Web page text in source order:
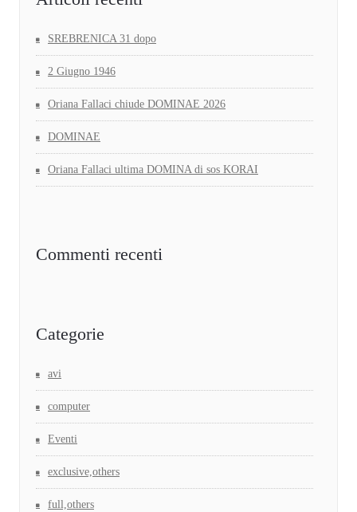
SREBRENICA 31 dopo
2 Giugno 1946
Oriana Fallaci chiude DOMINAE 2026
DOMINAE
Oriana Fallaci ultima DOMINA di sos KORAI
Commenti recenti
Categorie
avi
computer
Eventi
exclusive,others
full,others